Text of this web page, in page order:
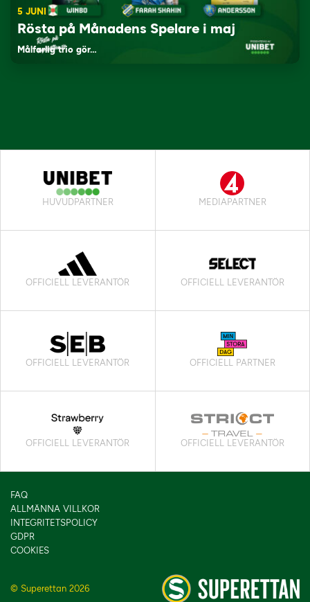
5 JUNI
Rösta på Månadens Spelare i maj
Målfarlig trio gör…
HUVUDPARTNER MEDIAPARTNER
OFFICIELL LEVERANTÖR OFFICIELL LEVERANTÖR
OFFICIELL LEVERANTÖR OFFICIELL PARTNER
OFFICIELL LEVERANTÖR OFFICIELL LEVERANTÖR
© Superettan 2026
FAQ
ALLMÄNNA VILLKOR
INTEGRITETSPOLICY
GDPR
COOKIES